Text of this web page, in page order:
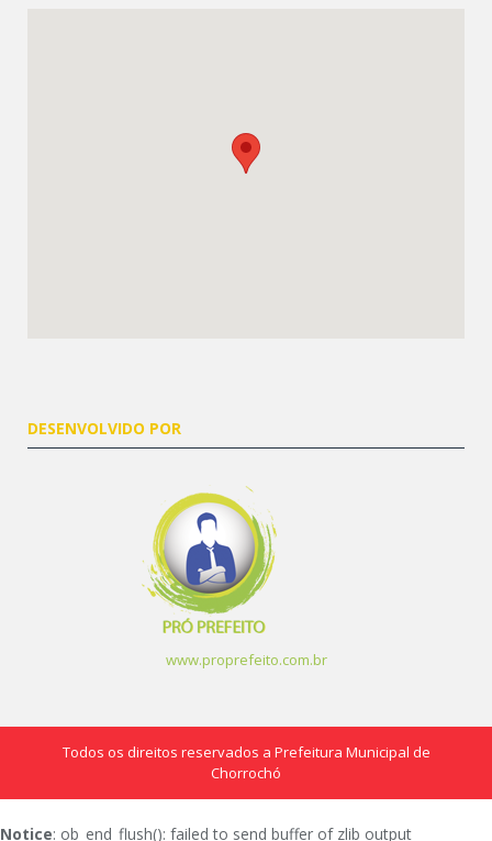
DESENVOLVIDO POR
www.proprefeito.com.br
Todos os direitos reservados a Prefeitura Municipal de
Chorrochó
Notice: ob_end_flush(): failed to send buffer of zlib output